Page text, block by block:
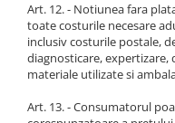
Art. 12. - Notiunea fara
toate costurile necesare
inclusiv costurile postale,
diagnosticare,
materiale utilizate si
Art. 13. - Consumatorul